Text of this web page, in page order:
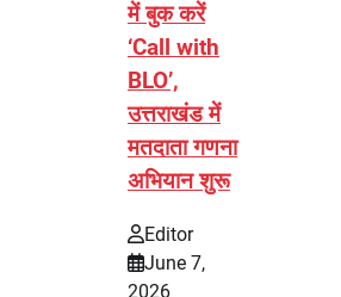
में बुक करें
‘Call with
BLO’,
उत्तराखंड में
मतदाता गणना
अभियान शुरू
Editor
June 7,
2026